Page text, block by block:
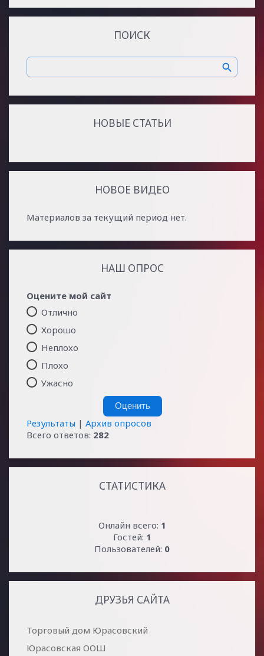
ПОИСК
НОВЫЕ СТАТЬИ
НОВОЕ ВИДЕО
Материалов за текущий период нет.
НАШ ОПРОС
Оцените мой сайт
Отлично
Хорошо
Неплохо
Плохо
Ужасно
Результаты | Архив опросов
Всего ответов: 282
СТАТИСТИКА
Онлайн всего: 1
Гостей: 1
Пользователей: 0
ДРУЗЬЯ САЙТА
Торговый дом Юрасовский
Юрасовская ООШ